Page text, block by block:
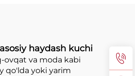
haydash kuchi
ovqat va moda kabi
qo'lda yoki yarim